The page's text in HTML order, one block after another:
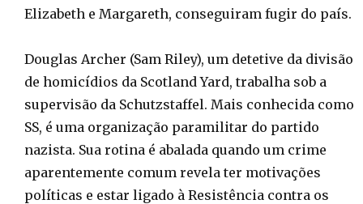
Elizabeth e Margareth, conseguiram fugir do país.
Douglas Archer (Sam Riley), um detetive da divisão
de homicídios da Scotland Yard, trabalha sob a
supervisão da Schutzstaffel. Mais conhecida como
SS, é uma organização paramilitar do partido
nazista. Sua rotina é abalada quando um crime
aparentemente comum revela ter motivações
políticas e estar ligado à Resistência contra os